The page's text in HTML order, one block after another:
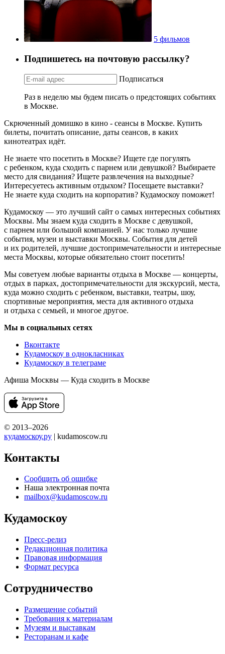
5 фильмов
Подпишетесь на почтовую рассылку?
Подписаться
Раз в неделю мы будем писать о предстоящих событиях
в Москве.
Скрюченный домишко в кино - сеансы в Москве. Купить
билеты, почитать описание, даты сеансов, в каких
кинотеатрах идёт.
Не знаете что посетить в Москве? Ищете где погулять
с ребенком, куда сходить с парнем или девушкой? Выбираете
место для свидания? Ищете развлечения на выходные?
Интересуетесь активным отдыхом? Посещаете выставки?
Не знаете куда сходить на корпоратив? Кудамоскоу поможет!
Кудамоскоу — это лучший сайт о самых интересных событиях
Москвы. Мы знаем куда сходить в Москве с девушкой,
с парнем или большой компанией. У нас только лучшие
события, музеи и выставки Москвы. События для детей
и их родителей, лучшие достопримечательности и интересные
места Москвы, которые обязательно стоит посетить!
Мы советуем любые варианты отдыха в Москве — концерты,
отдых в парках, достопримечательности для экскурсий, места,
куда можно сходить с ребенком, выставки, театры, шоу,
спортивные мероприятия, места для активного отдыха
и отдыха с семьей, и многое другое.
Мы в социальных сетях
Вконтакте
Кудамоскоу в однокласниках
Кудамоскоу в телеграме
Афиша Москвы — Куда сходить в Москве
© 2013–2026
кудамоскоу.ру | kudamoscow.ru
Контакты
Сообщить об ошибке
Наша электронная почта
mailbox@kudamoscow.ru
Кудамоскоу
Пресс-релиз
Редакционная политика
Правовая информация
Формат ресурса
Сотрудничество
Размещение событий
Требования к материалам
Музеям и выставкам
Ресторанам и кафе